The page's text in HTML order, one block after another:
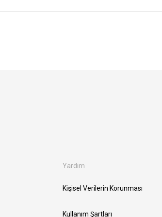
Yardım
Kişisel Verilerin Korunması
Kullanım Şartları